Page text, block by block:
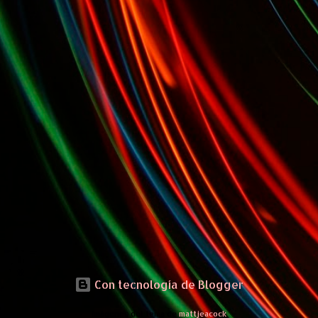
Con tecnología de Blogger
Imágenes del tema demattjeacock